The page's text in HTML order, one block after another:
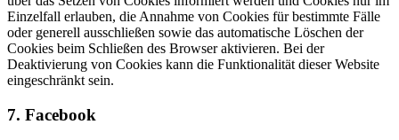
Einzelfall erlauben, die Annahme von Cookies für bestimmte Fälle
oder generell ausschließen sowie das automatische Löschen der
Cookies beim Schließen des Browser aktivieren. Bei der
Deaktivierung von Cookies kann die Funktionalität dieser Website
eingeschränkt sein.
7. Facebook